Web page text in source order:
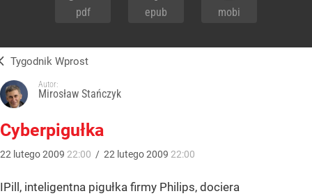
pdf epub mobi
Tygodnik Wprost
Autor:
Mirosław Stańczyk
Cyberpigułka
22 lutego2009 22:00 / 22 lutego2009 22:00
IPill, inteligentna pigułka firmy Philips, dociera